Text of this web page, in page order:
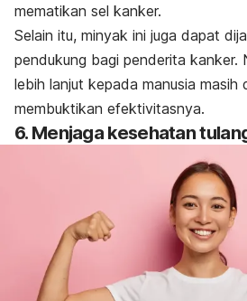
mematikan sel kanker.
Selain itu, minyak ini juga dapat
pendukung bagi penderita kanker.
lebih lanjut kepada manusia masih
membuktikan efektivitasnya.
6. Menjaga kesehatan